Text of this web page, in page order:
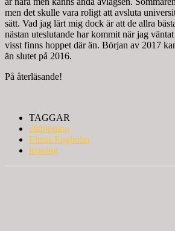
men det skulle vara roligt att avsluta
sätt. Vad jag lärt mig dock är att de allra
nästan uteslutande har kommit när jag
visst finns hoppet där än. Början av 2017
än slutet på 2016.
På återläsande!
TAGGAR
elitlöpning
Elmar Engholm
löpning